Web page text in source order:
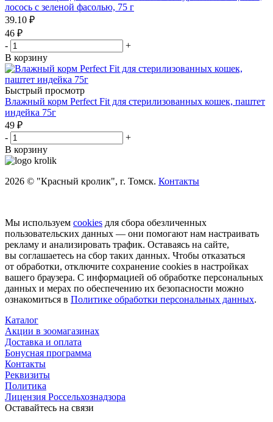
лосось с зеленой фасолью, 75 г
39.10 ₽
46 ₽
-
+
В корзину
Быстрый просмотр
Влажный корм Perfect Fit для стерилизованных кошек, паштет
индейка 75г
49 ₽
-
+
В корзину
2026 © "Красный кролик", г. Томск. Контакты
Мы используем cookies для сбора обезличенных
пользовательских данных — они помогают нам настраивать
рекламу и анализировать трафик. Оставаясь на сайте,
вы соглашаетесь на сбор таких данных. Чтобы отказаться
от обработки, отключите сохранение cookies в настройках
вашего браузера. С информацией об обработке персональных
данных и мерах по обеспечению их безопасности можно
ознакомиться в Политике обработки персональных данных.
Каталог
Акции в зоомагазинах
Доставка и оплата
Бонусная программа
Контакты
Реквизиты
Политика
Лицензия Россельхознадзора
Оставайтесь на связи